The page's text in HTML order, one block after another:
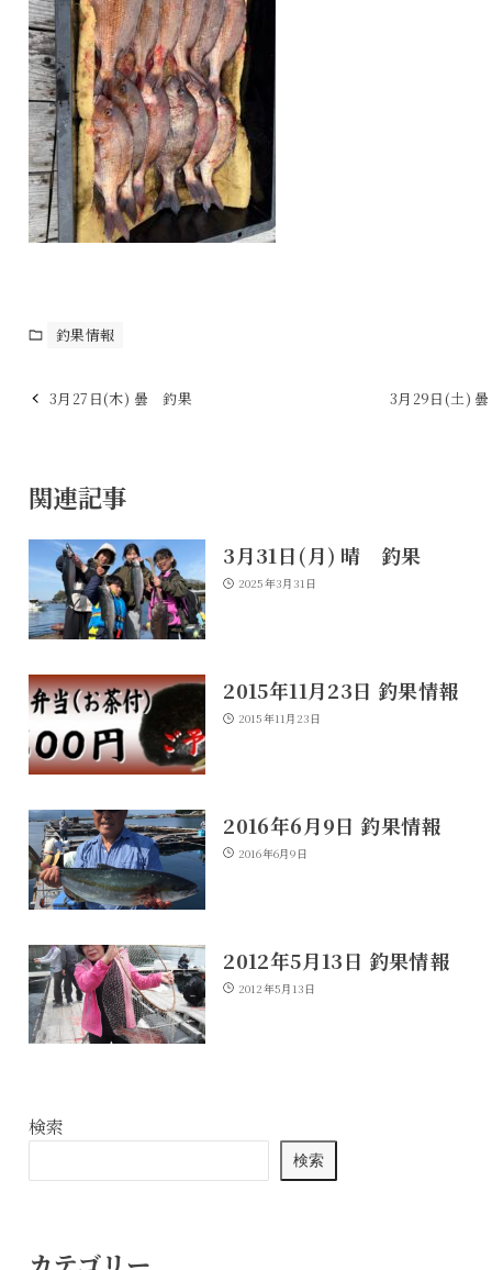
釣果情報
3月27日(木) 曇 釣果 3月29日(土)
関連記事
3月31日(月) 晴 釣果
2025年3月31日
2015年11月23日 釣果情報
2015年11月23日
2016年6月9日 釣果情報
2016年6月9日
2012年5月13日 釣果情報
2012年5月13日
検索
検索